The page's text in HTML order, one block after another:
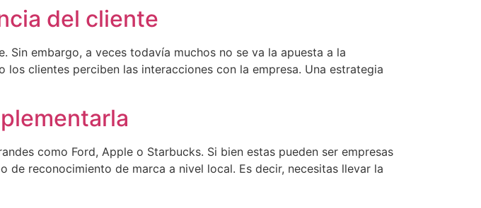
del cliente
embargo, a veces todavía muchos no se va la apuesta a la
clientes perciben las interacciones con la empresa. Una estrategia
como Ford, Apple o Starbucks. Si bien estas pueden ser empresas
reconocimiento de marca a nivel local. Es decir, necesitas llevar la